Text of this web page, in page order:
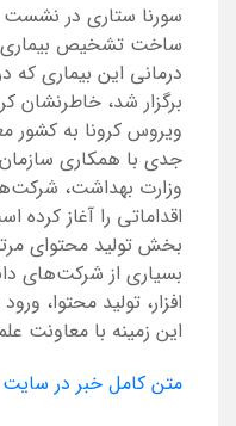
سورنا ستاری در نشست
ساخت تشخیص بیماری
درمانی این بیماری
برگزار شد، خاطرنشان
ویروس کرونا به کشور
جدی با همکاری سازمان
وزارت بهداشت،
اقداماتی را آغاز
بخش تولید محتوای
افزار، تولید محتوا،
این زمینه با معاونت
متن کامل خبر در سایت